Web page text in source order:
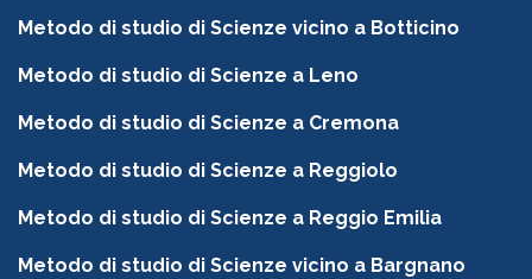
Metodo di studio di Scienze vicino a Botticino
Metodo di studio di Scienze a Leno
Metodo di studio di Scienze a Cremona
Metodo di studio di Scienze a Reggiolo
Metodo di studio di Scienze a Reggio Emilia
Metodo di studio di Scienze vicino a Bargnano